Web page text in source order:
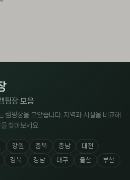
핑장 모음
캠핑장을 모았습니다. 지역과 시설을 비교해
찾아보세요.
강원 충북 충남 대전
경북 경남 대구 울산 부산